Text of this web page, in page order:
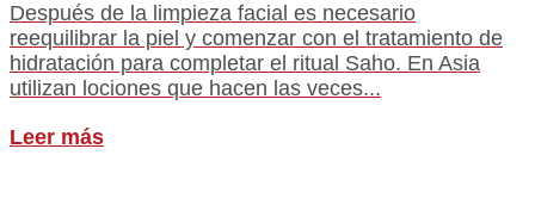
Después de la limpieza facial es necesario
reequilibrar la piel y comenzar con el tratamiento de
hidratación para completar el ritual Saho. En Asia
utilizan lociones que hacen las veces...
Leer más